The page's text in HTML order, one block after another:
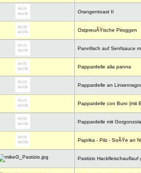
Orangentoast II
OstpreuÃŸische Piroggen
Pannfisch auf Senfsauce
Pappardelle alla panna
Pappardelle an
Pappardelle con Buro (mit
Pappardelle mit
Paprika - Pilz - SoÃŸe an
Pastizio Hackfleischauflauf